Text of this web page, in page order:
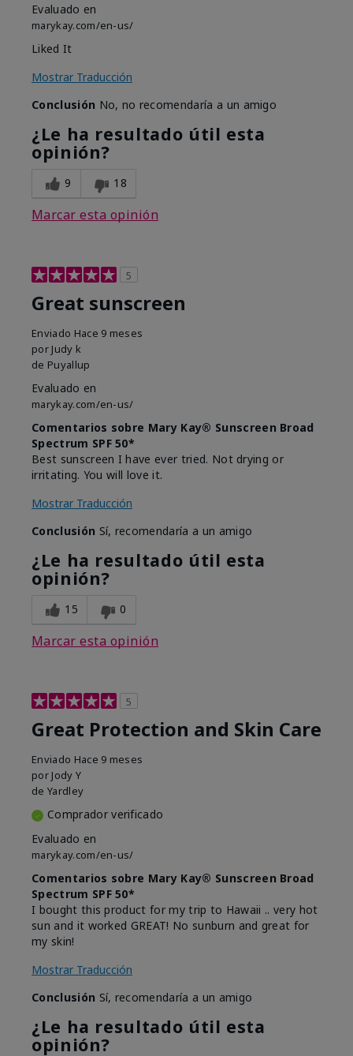
Evaluado en
marykay.com/en-us/
Liked It
Mostrar Traducción
Conclusión No, no recomendaría a un amigo
¿Le ha resultado útil esta
opinión?
9 18
Marcar esta opinión
5
Great sunscreen
Enviado Hace 9 meses
por Judy k
de Puyallup
Evaluado en
marykay.com/en-us/
Comentarios sobre Mary Kay® Sunscreen Broad
Spectrum SPF 50*
Best sunscreen I have ever tried. Not drying or
irritating. You will love it.
Mostrar Traducción
Conclusión Sí, recomendaría a un amigo
¿Le ha resultado útil esta
opinión?
15 0
Marcar esta opinión
5
Great Protection and Skin Care
Enviado Hace 9 meses
por Jody Y
de Yardley
Comprador verificado
Evaluado en
marykay.com/en-us/
Comentarios sobre Mary Kay® Sunscreen Broad
Spectrum SPF 50*
I bought this product for my trip to Hawaii .. very hot
sun and it worked GREAT! No sunburn and great for
my skin!
Mostrar Traducción
Conclusión Sí, recomendaría a un amigo
¿Le ha resultado útil esta
opinión?